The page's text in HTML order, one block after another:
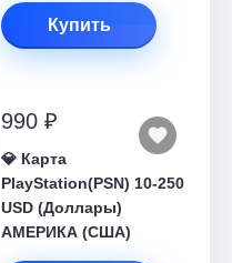
Купить
990 ₽
💎 Карта
PlayStation(PSN) 10-250
USD (Доллары)
АМЕРИКА (США)